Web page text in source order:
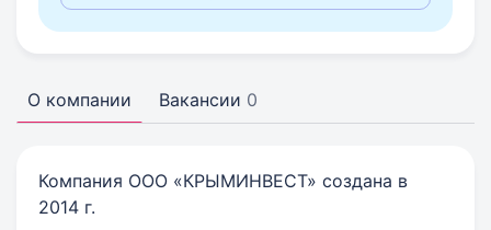
О компании Вакансии 0
Компания ООО «КРЫМИНВЕСТ» создана в
2014 г.